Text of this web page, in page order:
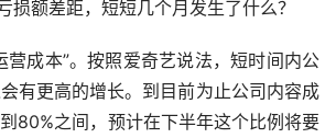
损额差距，短短几个月发生了什么？
营成本”。按照爱奇艺说法，短时间内公
有更高的增长。到目前为止公司内容成
80%之间，预计在下半年这个比例将要